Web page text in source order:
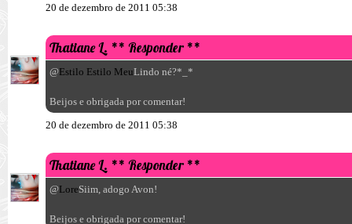
20 de dezembro de 2011 05:38
Thatiane L. ** Responder **
@Estilo Estilo MeuLindo né?*_*
Beijos e obrigada por comentar!
20 de dezembro de 2011 05:38
Thatiane L. ** Responder **
@LoreSiim, adogo Avon!
Beijos e obrigada por comentar!